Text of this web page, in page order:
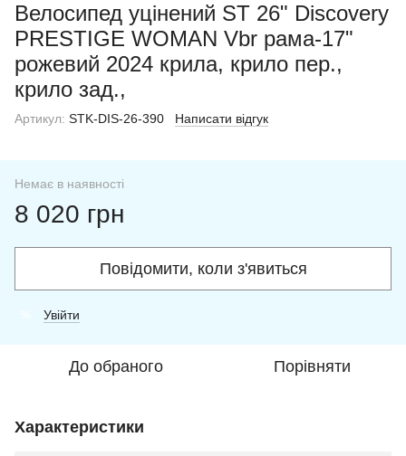
Велосипед уцінений ST 26" Discovery
PRESTIGE WOMAN Vbr рама-17"
рожевий 2024 крила, крило пер.,
крило зад.,
Артикул: STK-DIS-26-390 Написати відгук
Немає в наявності
8 020 грн
Повідомити, коли з'явиться
Увійти
До обраного Порівняти
Характеристики